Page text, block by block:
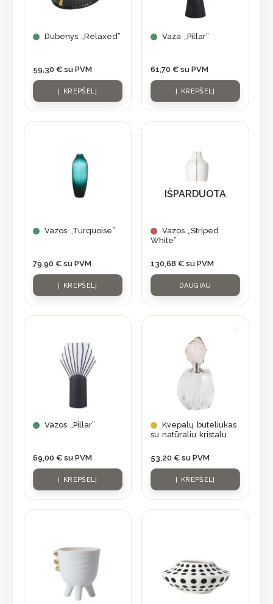
Dubenys „Relaxed”
59,30 € su PVM
Į KREPŠELĮ
Vaza „Pillar”
61,70 € su PVM
Į KREPŠELĮ
Vazos „Turquoise”
79,90 € su PVM
Į KREPŠELĮ
IŠPARDUOTA
Vazos „Striped
White”
130,68 € su PVM
DAUGIAU
Vazos „Pillar”
69,00 € su PVM
Į KREPŠELĮ
Kvepalų buteliukas
su natūraliu kristalu
53,20 € su PVM
Į KREPŠELĮ